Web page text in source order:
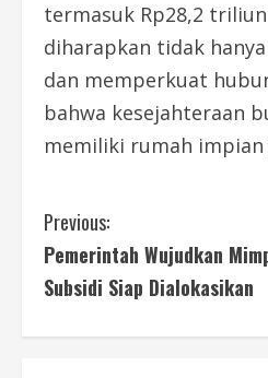
termasuk Rp28,2
diharapkan tidak
dan memperkuat
bahwa kesejahteraan
memiliki rumah
C
o
Previous:
Pemerintah Wujudkan
Subsidi Siap Dialokasikan